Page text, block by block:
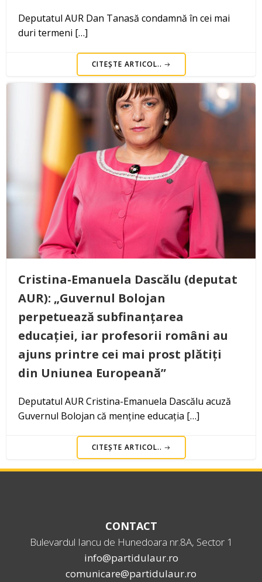
Deputatul AUR Dan Tanasă condamnă în cei mai
duri termeni […]
CITEȘTE ARTICOL..
Cristina-Emanuela Dascălu (deputat
AUR): „Guvernul Bolojan
perpetuează subfinanțarea
educației, iar profesorii români au
ajuns printre cei mai prost plătiți
din Uniunea Europeană”
Deputatul AUR Cristina-Emanuela Dascălu acuză
Guvernul Bolojan că menține educația […]
CITEȘTE ARTICOL..
CONTACT
Bulevardul Iancu de Hunedoara nr.8A, Sector 1
info@partidulaur.ro
comunicare@partidulaur.ro